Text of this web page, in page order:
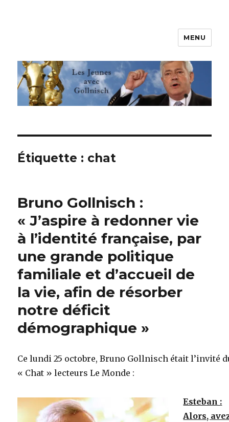
Les jeunes avec Gollnisch
MENU
Étiquette : chat
Bruno Gollnisch :
« J’aspire à redonner vie
à l’identité française, par
une grande politique
familiale et d’accueil de
la vie, afin de résorber
notre déficit
démographique »
Ce lundi 25 octobre, Bruno Gollnisch était l’invité
« Chat » lecteurs Le Monde :
Esteban :
Alors,